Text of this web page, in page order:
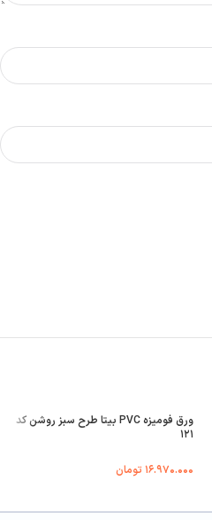
ورق فومیزه PVC بیتا طرح سبز روشن کد
۱۲۱
۱۶.۹۷۰.۰۰۰ تومان